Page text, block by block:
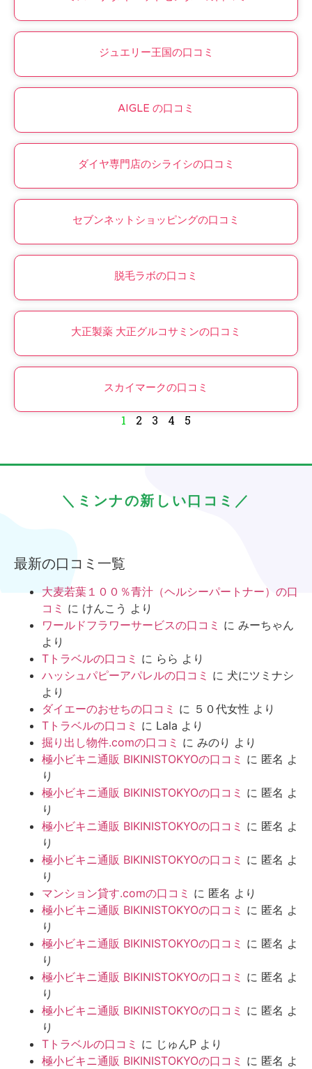
ジュエリー王国の口コミ
AIGLE の口コミ
ダイヤ専門店のシライシの口コミ
セブンネットショッピングの口コミ
脱毛ラボの口コミ
大正製薬 大正グルコサミンの口コミ
スカイマークの口コミ
1 2 3 4 5
＼ミンナの新しい口コミ／
最新の口コミ一覧
大麦若葉１００％青汁（ヘルシーパートナー）の口
コミ に けんこう より
ワールドフラワーサービスの口コミ に みーちゃん
より
Tトラベルの口コミ に らら より
ハッシュパピーアパレルの口コミ に 犬にツミナシ
より
ダイエーのおせちの口コミ に ５０代女性 より
Tトラベルの口コミ に Lala より
掘り出し物件.comの口コミ に みのり より
極小ビキニ通販 BIKINISTOKYOの口コミ に 匿名 よ
り
極小ビキニ通販 BIKINISTOKYOの口コミ に 匿名 よ
り
極小ビキニ通販 BIKINISTOKYOの口コミ に 匿名 よ
り
極小ビキニ通販 BIKINISTOKYOの口コミ に 匿名 よ
り
マンション貸す.comの口コミ に 匿名 より
極小ビキニ通販 BIKINISTOKYOの口コミ に 匿名 よ
り
極小ビキニ通販 BIKINISTOKYOの口コミ に 匿名 よ
り
極小ビキニ通販 BIKINISTOKYOの口コミ に 匿名 よ
り
極小ビキニ通販 BIKINISTOKYOの口コミ に 匿名 よ
り
Tトラベルの口コミ に じゅんP より
極小ビキニ通販 BIKINISTOKYOの口コミ に 匿名 よ